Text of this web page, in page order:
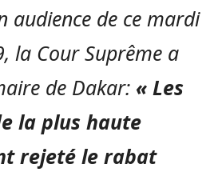
audience de ce mardi
la Cour Suprême a
de Dakar: « Les
la plus haute
rejeté le rabat